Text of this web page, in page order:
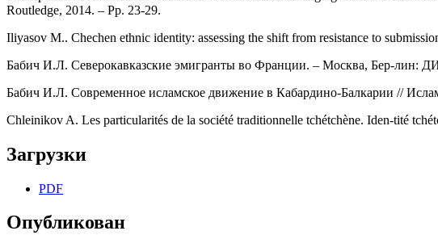
Routledge, 2014. – Pp. 23-29.
Iliyasov M.. Chechen ethnic identity: assessing the shift from resistance to
Бабич И.Л. Северокавказские эмигранты во Франции. – Москва, Бер-
Бабич И.Л. Современное исламское движение в Кабардино-Балкарии //
Chleinikov A. Les particularités de la société traditionnelle tchétchène. Iden-tité
Загрузки
PDF
Опубликован